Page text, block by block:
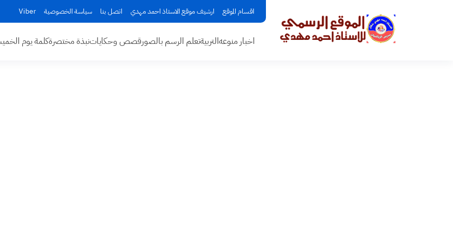
اقسام الموقع ارشيف موقع الاستاذ احمد مهدي اتصل بنا سياسة الخصوصية Viber
اخبار منوعهالتربيةتعلم الرسم بالصورقصص وحكاياتنبذة مختصرةكلمة يوم